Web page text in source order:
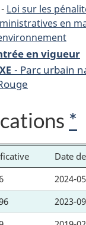
Loi sur les
en
en vigueur
- Parc urbain
*
Date
2024-
2023-